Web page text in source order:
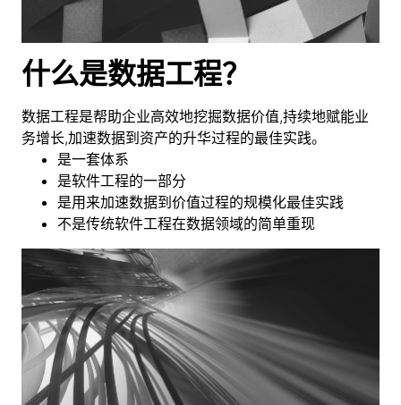
什么是数据工程？
数据工程是帮助企业高效地挖掘数据价值,持续地赋能业
务增长,加速数据到资产的升华过程的最佳实践。
是一套体系
是软件工程的一部分
是用来加速数据到价值过程的规模化最佳实践
不是传统软件工程在数据领域的简单重现